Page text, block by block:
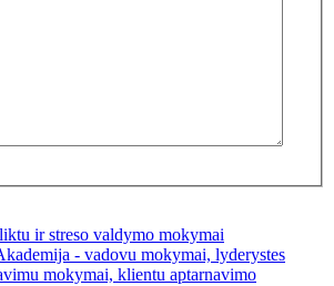
ir streso valdymo mokymai
- vadovu mokymai, lyderystes
mokymai, klientu aptarnavimo